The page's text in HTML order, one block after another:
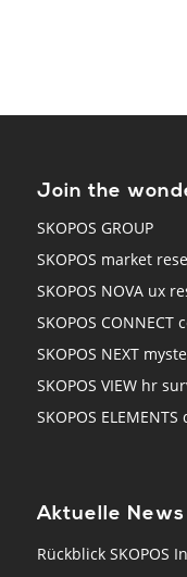
Join the
SKOPOS GROUP
SKOPOS market
SKOPOS NOVA ux
SKOPOS
SKOPOS NEXT
SKOPOS VIEW hr
SKOPOS
Aktuelle News
Rückblick SKOPOS